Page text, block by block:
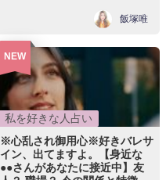
飯塚唯
NEW
私を好きな人占い
※心乱され御用心※好きバレサ
イン、出てますよ。【身近な
●●さんがあなたに接近中】友